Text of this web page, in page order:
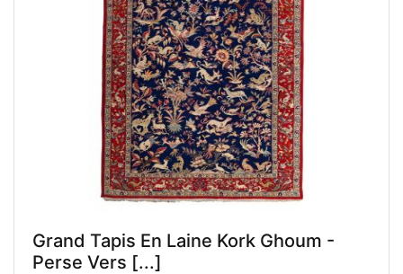
Grand Tapis En Laine Kork Ghoum -
Perse Vers [...]